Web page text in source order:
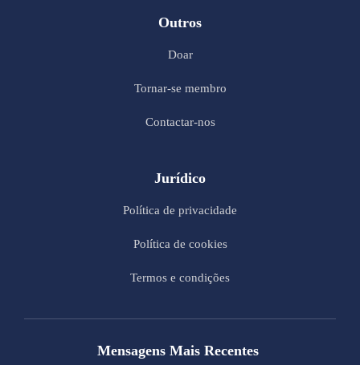
Outros
Doar
Tornar-se membro
Contactar-nos
Jurídico
Política de privacidade
Política de cookies
Termos e condições
Mensagens Mais Recentes